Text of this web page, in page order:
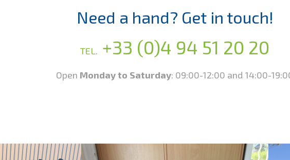
Need a hand? Get in touch!
TEL. +33 (0)4 94 51 20 20
Open Monday to Saturday: 09:00-12:00 and 14:00-